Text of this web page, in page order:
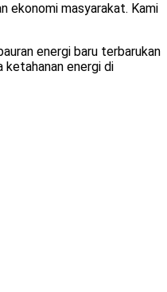
ekonomi masyarakat. Kami
energi baru terbarukan
ketahanan energi di